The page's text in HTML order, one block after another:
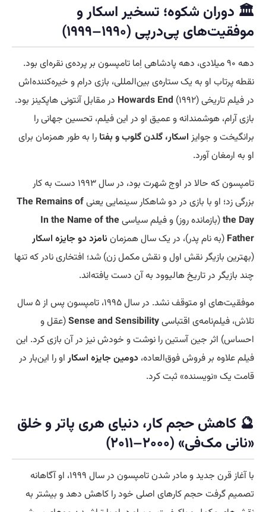
🏛️ دوران شکوه؛ تسخیر اسکار و
موفقیت‌های پی‌درپی (۱۹۹۰–۱۹۹۹)
دهه ۹۰ میلادی، دهه پادشاهی اِما تامپسون بر پرده‌ی نقره‌ای بود.
نقطه پرتاب او به یک ستاره‌ی بین‌المللی، بازی درام و خیره‌کننده‌اش
در فیلم تاریخی
Howards End (۱۹۹۲) در مقابل آنتونی هاپکینز بود.
بازی آرام، هوشمندانه و عمیق او در این فیلم، تحسین جهانی را
برانگیخت و جوایز اسکار، گلدن گلوب و بفتا را به طور همزمان برای
او به ارمغان آورد.
تامپسون که حالا در اوج شهرت بود، در سال ۱۹۹۳ دست به کار
بزرگی زد؛ او با بازی در دو شاهکار سینمایی یعنیThe Remains of
the Day(بازمانده روز) و فیلم سیاسی In the Name of the
Father (به نام پدر)، در یک سال همزمان نامزد دو جایزه اسکار
(بهترین بازیگر نقش اول و نقش مکمل زن) شد؛ افتخاری نادر که تنها
چند بازیگر در تاریخ هالیوود به آن دست یافته‌اند.
موفقیت‌های او متوقف نشد. در سال ۱۹۹۵، تامپسون پس از ۵ سال
تلاش، فیلم‌نامه‌ی اقتباسیSense and Sensibility(عقل و
احساس) اثر جین آستین را نوشت و خودش نیز در آن بازی کرد. این
فیلم علاوه بر فروش فوق‌العاده، دومین جایزه اسکاراو را این‌بار در
قامت یک «نویسنده» ثبت کرد.
🔮 کاهش حجم کار، دنیای هری پاتر و خلق
«نانی مک‌فی» (۲۰۰۰–۲۰۱۱)
با آغاز قرن جدید و مادر شدن تامپسون در سال ۱۹۹۹، او آگاهانه
تصمیم گرفت حجم کارهای اصلی خود را کاهش دهد و بیشتر به